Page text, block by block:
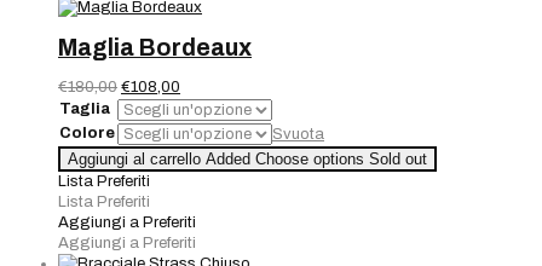
Maglia Bordeaux
€180,00 Il
prezzo
originale
era:
€180,00.
€108,00
prezzo
attuale
è:
€108,00.
Taglia
Colore
Svuota
Maglia
Bordeaux
quantità
Aggiungi al carrello Added Choose options Sold out
Lista Preferiti
Lista Preferiti
Aggiungi a Preferiti
Aggiungi a Preferiti